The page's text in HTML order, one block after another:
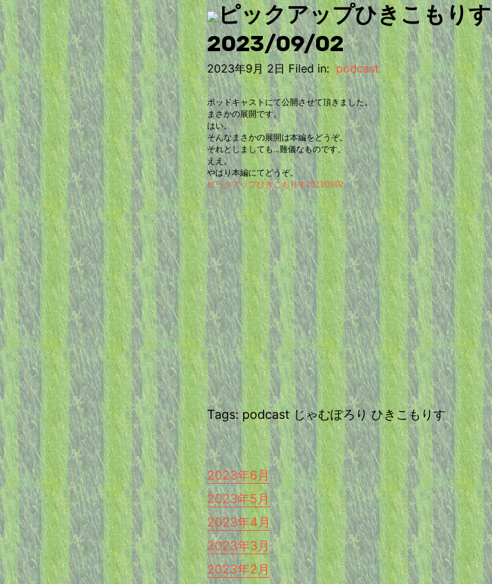
ピックアップひきこもりす
2023/09/02
2023年9月 2日 Filed in: podcast
ポッドキャストにて公開させて頂きました。
まさかの展開です。
はい。
そんなまさかの展開は本編をどうぞ。
それとしましても...難儀なものです。
ええ。
やはり本編にてどうぞ。
ピックアップひきこもりす2023/09/02
Tags: podcast じゃむぽろり ひきこもりす
2023年6月
2023年5月
2023年4月
2023年3月
2023年2月